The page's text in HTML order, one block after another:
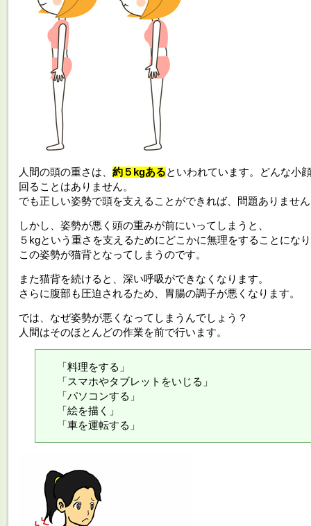
人間の頭の重さは、 約５kgあるといわれています。どんな小
回ることはありません。
でも正しい姿勢で頭を支えることができれば、問題ありませ
しかし、姿勢が悪く頭の重みが前にいってしまうと、
５kgという重さを支えるためにどこかに無理をすることにな
この姿勢が猫背となってしまうのです。
また猫背を続けると、深い呼吸ができなくなります。
さらに腹部も圧迫されるため、胃腸の調子が悪くなります。
では、なぜ姿勢が悪くなってしまうんでしょう？
人間はそのほとんどの作業を前で行います。
「料理をする」
「スマホやタブレットをいじる」
「パソコンする」
「絵を描く」
「車を運転する」